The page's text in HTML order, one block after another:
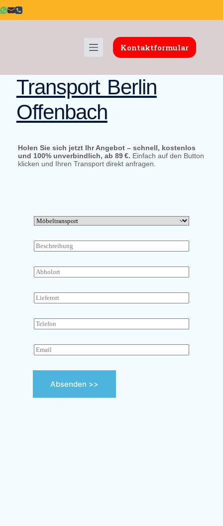
Kontaktformular
Transport Berlin
Offenbach
Holen Sie sich jetzt Ihr Angebot – schnell, kostenlos
und 100% unverbindlich, ab 89 €. Einfach auf den Button
klicken und Ihren Transport direkt anfragen.
Absenden >>